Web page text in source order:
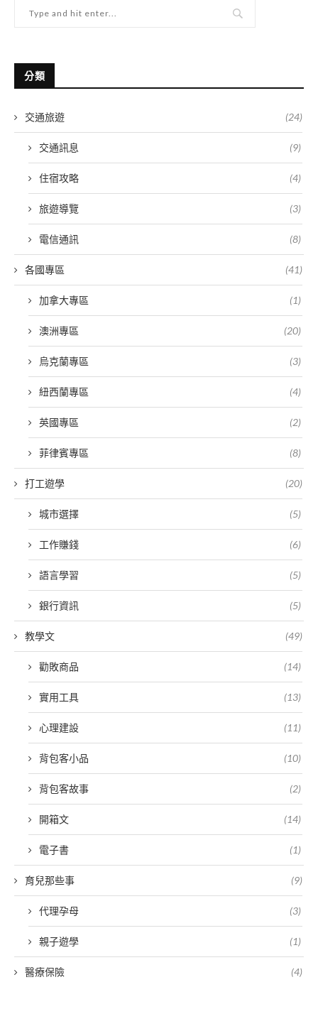
分類
交通旅遊 (24)
交通訊息 (9)
住宿攻略 (4)
旅遊導覽 (3)
電信通訊 (8)
各國專區 (41)
加拿大專區 (1)
澳洲專區 (20)
烏克蘭專區 (3)
紐西蘭專區 (4)
英國專區 (2)
菲律賓專區 (8)
打工遊學 (20)
城市選擇 (5)
工作賺錢 (6)
語言學習 (5)
銀行資訊 (5)
教學文 (49)
勸敗商品 (14)
實用工具 (13)
心理建設 (11)
背包客小品 (10)
背包客故事 (2)
開箱文 (14)
電子書 (1)
育兒那些事 (9)
代理孕母 (3)
親子遊學 (1)
醫療保險 (4)